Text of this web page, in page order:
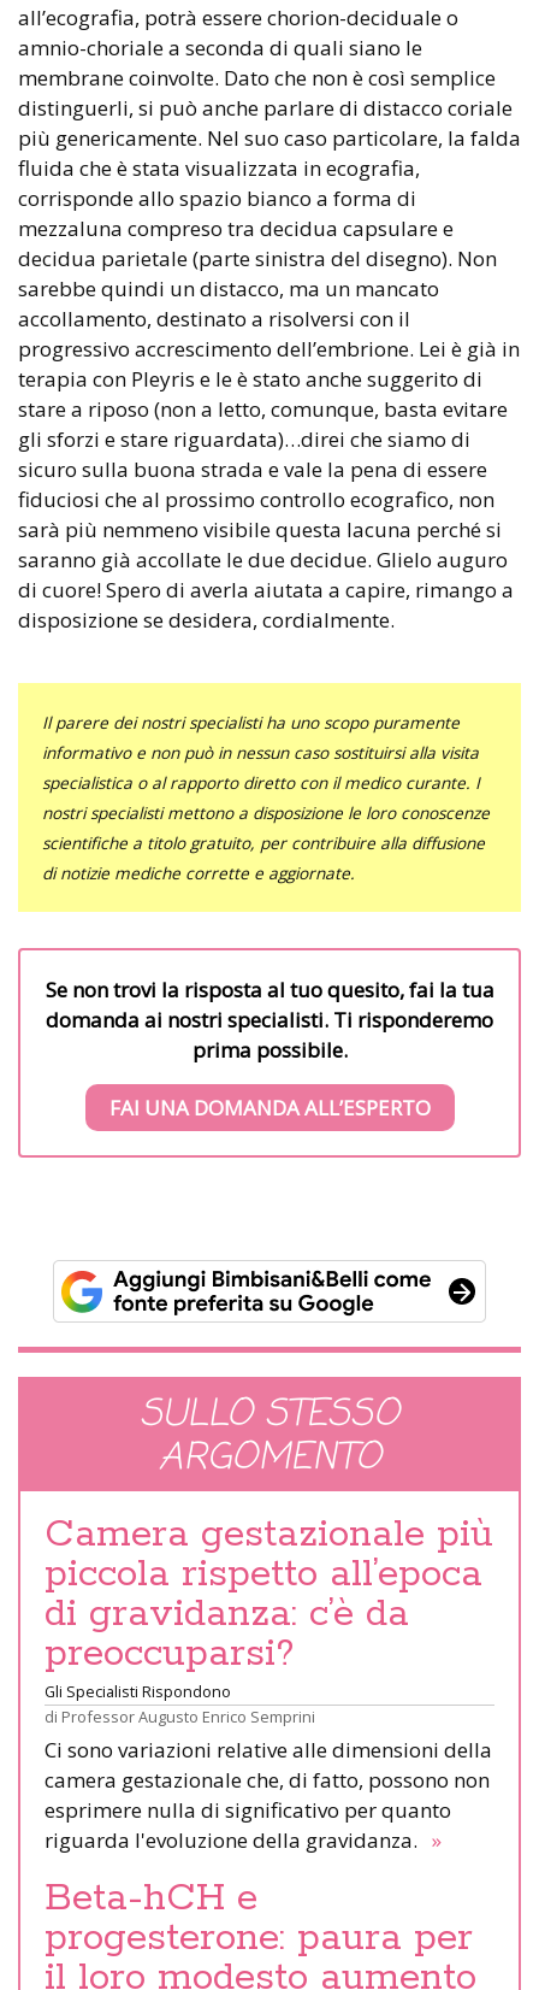
all’ecografia, potrà essere chorion-deciduale o
amnio-choriale a seconda di quali siano le
membrane coinvolte. Dato che non è così semplice
distinguerli, si può anche parlare di distacco coriale
più genericamente. Nel suo caso particolare, la falda
fluida che è stata visualizzata in ecografia,
corrisponde allo spazio bianco a forma di
mezzaluna compreso tra decidua capsulare e
decidua parietale (parte sinistra del disegno). Non
sarebbe quindi un distacco, ma un mancato
accollamento, destinato a risolversi con il
progressivo accrescimento dell’embrione. Lei è già in
terapia con Pleyris e le è stato anche suggerito di
stare a riposo (non a letto, comunque, basta evitare
gli sforzi e stare riguardata)…direi che siamo di
sicuro sulla buona strada e vale la pena di essere
fiduciosi che al prossimo controllo ecografico, non
sarà più nemmeno visibile questa lacuna perché si
saranno già accollate le due decidue. Glielo auguro
di cuore! Spero di averla aiutata a capire, rimango a
disposizione se desidera, cordialmente.
Il parere dei nostri specialisti ha uno scopo puramente
informativo e non può in nessun caso sostituirsi alla visita
specialistica o al rapporto diretto con il medico curante. I
nostri specialisti mettono a disposizione le loro conoscenze
scientifiche a titolo gratuito, per contribuire alla diffusione
di notizie mediche corrette e aggiornate.
Se non trovi la risposta al tuo quesito, fai la tua
domanda ai nostri specialisti. Ti risponderemo
prima possibile.
FAI UNA DOMANDA ALL’ESPERTO
SULLO STESSO
ARGOMENTO
Camera gestazionale più
piccola rispetto all’epoca
di gravidanza: c’è da
preoccuparsi?
Gli Specialisti Rispondono
di Professor Augusto Enrico Semprini
Ci sono variazioni relative alle dimensioni della
camera gestazionale che, di fatto, possono non
esprimere nulla di significativo per quanto
riguarda l'evoluzione della gravidanza. »
Beta-hCH e
progesterone: paura per
il loro modesto aumento